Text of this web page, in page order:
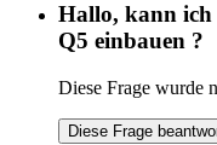
Hallo, kann ich
Q5 einbauen ?
Diese Frage wurde
Diese Frage